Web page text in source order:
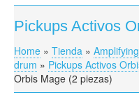
INICIO
TIPOS DE GUDA
DISEÑOS
ESCALAS
Pickups Activos
You are here
Home » Tienda »
drum » Pickups Activos
Orbis Mage (2 piezas)